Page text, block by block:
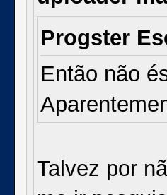
Progster
Então não
Talvez por